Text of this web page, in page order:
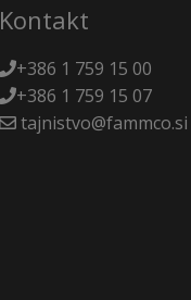
Kontakt
+386 1 759 15 00
+386 1 759 15 07
tajnistvo@fammco.si